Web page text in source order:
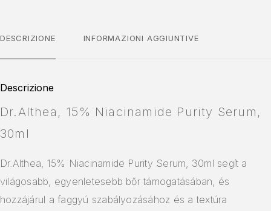
DESCRIZIONE INFORMAZIONI AGGIUNTIVE
Descrizione
Dr.Althea, 15% Niacinamide Purity Serum,
30ml
Dr.Althea, 15% Niacinamide Purity Serum, 30ml segít a
világosabb, egyenletesebb bőr támogatásában, és
hozzájárul a faggyú szabályozásához és a textúra